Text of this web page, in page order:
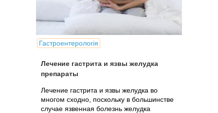
Гастроентерологія
Лечение гастрита и язвы желудка
препараты
Лечение гастрита и язвы желудка во
многом сходно, поскольку в большинстве
случае язвенная болезнь желудка